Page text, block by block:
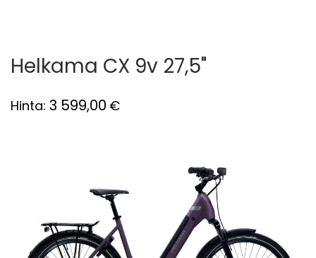
Helkama CX 9v 27,5"
Hinta: 3 599,00 €